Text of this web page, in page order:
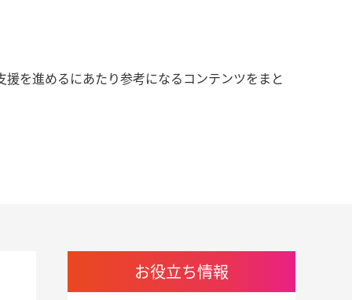
を進めるにあたり参考になるコンテンツをまと
お役立ち情報